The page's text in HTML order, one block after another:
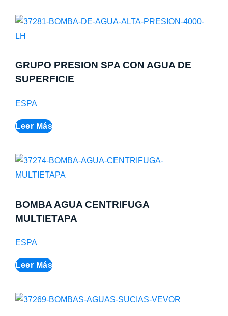
GRUPO PRESION SPA CON AGUA DE
SUPERFICIE
ESPA
Leer Más
BOMBA AGUA CENTRIFUGA
MULTIETAPA
ESPA
Leer Más